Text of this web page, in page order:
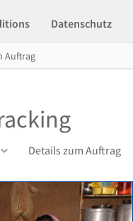
Datenschutz
Auftrag
Details zum Auftrag